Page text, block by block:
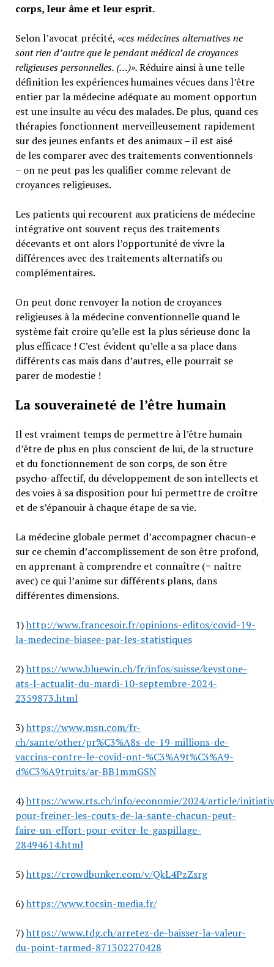
corps, leur âme et leur esprit.
Selon l’avocat précité, «ces médecines alternatives ne
sont rien d’autre que le pendant médical de croyances
religieuses personnelles. (…)».Réduire ainsi à une telle
définition les expériences humaines vécues dans l’être
entier par la médecine adéquate au moment opportun
est une insulte au vécu des malades. De plus, quand ces
thérapies fonctionnent merveilleusement rapidement
sur des jeunes enfants et des animaux – il est aisé
de les comparer avec des traitements conventionnels
– on ne peut pas les qualifier comme relevant de
croyances religieuses.
Les patients qui recourent aux praticiens de médecine
intégrative ont souvent reçus des traitements
décevants et ont alors l’opportunité de vivre la
différences avec des traitements alternatifs ou
complémentaires.
On peut donc renvoyer la notion de croyances
religieuses à la médecine conventionnelle quand le
système fait croire qu’elle est la plus sérieuse donc la
plus efficace ! C’est évident qu’elle a sa place dans
différents cas mais dans d’autres, elle pourrait se
parer de modestie !
La souveraineté de l’être humain
Il est vraiment temps de permettre à l’être humain
d’être de plus en plus conscient de lui, de la structure
et du fonctionnement de son corps, de son être
psycho-affectif, du développement de son intellects et
des voies à sa disposition pour lui permettre de croître
et de s’épanouir à chaque étape de sa vie.
La médecine globale permet d’accompagner chacun-e
sur ce chemin d’accomplissement de son être profond,
en apprenant à comprendre et connaître (= naître
avec) ce qui l’anime sur différents plans, dans
différentes dimensions.
1)http://www.francesoir.fr/opinions-editos/covid-19-
la-medecine-biasee-par-les-statistiques
2)https://www.bluewin.ch/fr/infos/suisse/keystone-
ats-l-actualit-du-mardi-10-septembre-2024-
2359873.html
3)https://www.msn.com/fr-
ch/sante/other/pr%C3%A8s-de-19-millions-de-
vaccins-contre-le-covid-ont-%C3%A9t%C3%A9-
d%C3%A9truits/ar-BB1mmGSN
4)https://www.rts.ch/info/economie/2024/article/
pour-freiner-les-couts-de-la-sante-chacun-peut-
faire-un-effort-pour-eviter-le-gaspillage-
28494614.html
5)https://crowdbunker.com/v/QkL4PzZsrg
6)https://www.tocsin-media.fr/
7)https://www.tdg.ch/arretez-de-baisser-la-valeur-
du-point-tarmed-871302270428